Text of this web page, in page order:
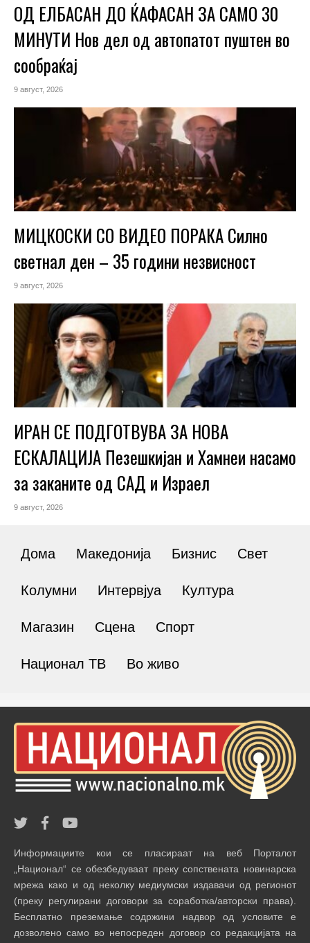
ОД ЕЛБАСАН ДО ЌАФАСАН ЗА САМО 30
МИНУТИ Нов дел од автопатот пуштен во
сообраќај
9 август, 2026
МИЦКОСКИ СО ВИДЕО ПОРАКА Силно
светнал ден – 35 години незвисност
9 август, 2026
ИРАН СЕ ПОДГОТВУВА ЗА НОВА
ЕСКАЛАЦИЈА Пезешкијан и Хамнеи насамо
за заканите од САД и Израел
9 август, 2026
Дома Македонија Бизнис Свет
Колумни Интервјуа Култура
Магазин Сцена Спорт
Национал ТВ Во живо
Информациите кои се пласираат на веб Порталот
„Национал“ се обезбедуваат преку сопствената новинарска
мрежа како и од неколку медиумски издавачи од регионот
(преку регулирани договори за соработка/авторски права).
Бесплатно преземање содржини надвор од условите е
дозволено само во непосреден договор со редакцијата на